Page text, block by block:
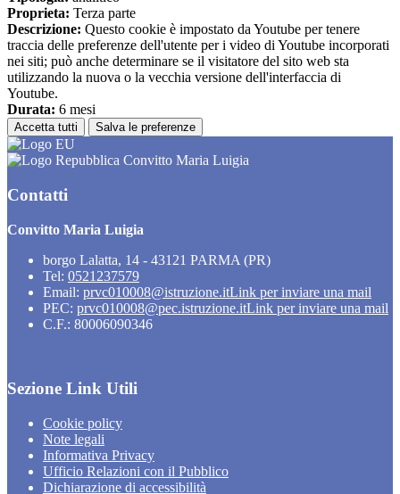
Proprieta: Terza parte
Descrizione: Questo cookie è impostato da Youtube per tenere
traccia delle preferenze dell'utente per i video di Youtube incorporati
nei siti; può anche determinare se il visitatore del sito web sta
utilizzando la nuova o la vecchia versione dell'interfaccia di
Youtube.
Durata: 6 mesi
Accetta tutti Salva le preferenze
Convitto Maria Luigia
Contatti
Convitto Maria Luigia
borgo Lalatta, 14 - 43121 PARMA (PR)
Tel: 0521237579
Email: prvc010008@istruzione.itLink per inviare una mail
PEC: prvc010008@pec.istruzione.itLink per inviare una mail
C.F.: 80006090346
Sezione Link Utili
Cookie policy
Note legali
Informativa Privacy
Ufficio Relazioni con il Pubblico
Dichiarazione di accessibilità